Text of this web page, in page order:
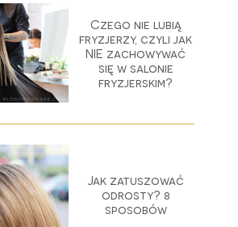
Czego nie lubią
fryzjerzy, czyli jak
NIE zachowywać
się w salonie
fryzjerskim?
Jak zatuszować
odrosty? 8
sposobów